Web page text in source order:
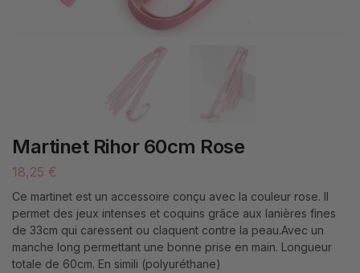
Martinet Rihor 60cm Rose
18,25 €
Ce martinet est un accessoire conçu avec la couleur rose. Il
permet des jeux intenses et coquins grâce aux lanières fines
de 33cm qui caressent ou claquent contre la peau.Avec un
manche long permettant une bonne prise en main. Longueur
totale de 60cm. En simili (polyuréthane)